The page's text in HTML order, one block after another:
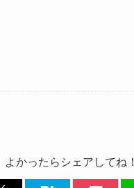
よかったらシェアしてね！